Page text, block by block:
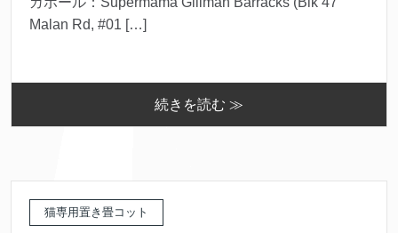
Malan Rd, #01 […]
続きを読む ≫
猫専用置き畳コット